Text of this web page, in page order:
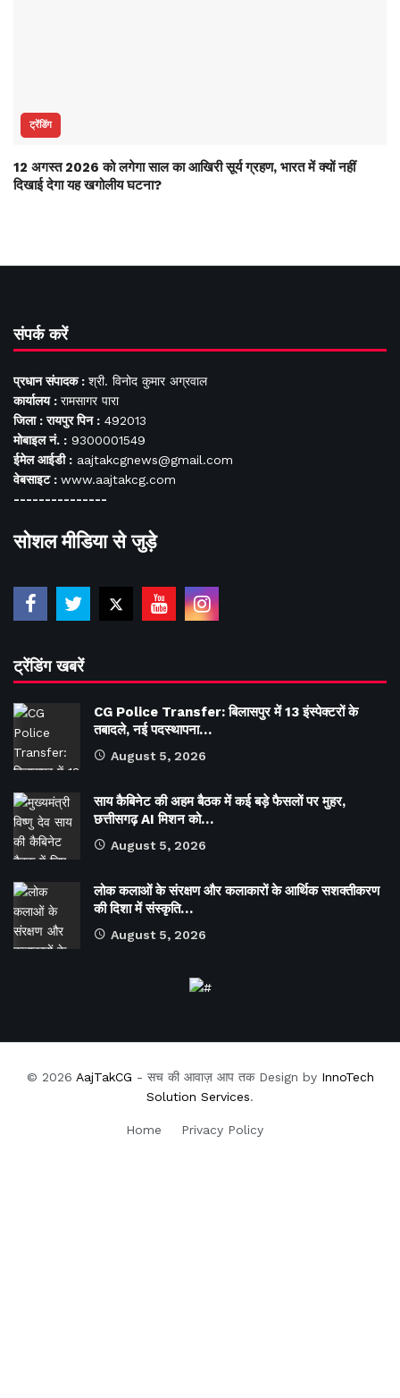
ट्रेंडिंग
12 अगस्त 2026 को लगेगा साल का आखिरी सूर्य ग्रहण, भारत में क्यों नहीं
दिखाई देगा यह खगोलीय घटना?
संपर्क करें
प्रधान संपादक : श्री. विनोद कुमार अग्रवाल
कार्यालय : रामसागर पारा
जिला : रायपुर पिन : 492013
मोबाइल नं. : 9300001549
ईमेल आईडी : aajtakcgnews@gmail.com
वेबसाइट : www.aajtakcg.com
---------------
सोशल मीडिया से जुड़े
ट्रेंडिंग खबरें
CG Police Transfer: बिलासपुर में 13 इंस्पेक्टरों के
तबादले, नई पदस्थापना…
August 5, 2026
साय कैबिनेट की अहम बैठक में कई बड़े फैसलों पर मुहर,
छत्तीसगढ़ AI मिशन को…
August 5, 2026
लोक कलाओं के संरक्षण और कलाकारों के आर्थिक सशक्तीकरण
की दिशा में संस्कृति…
August 5, 2026
© 2026 AajTakCG - सच की आवाज़ आप तक Design by InnoTech
Solution Services.
Home Privacy Policy